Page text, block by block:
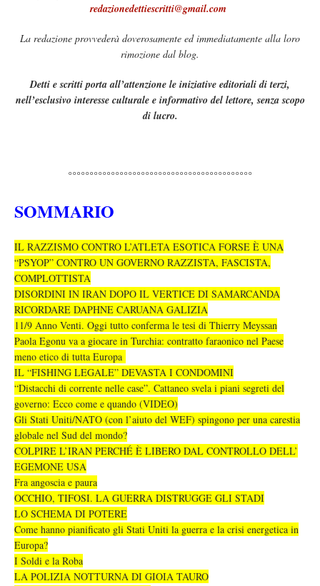
redazionedettiescritti@gmail.com
La redazione provvederà doverosamente ed immediatamente alla loro
rimozione dal blog.
Detti e scritti porta all’attenzione le iniziative editoriali di terzi,
nell’esclusivo interesse culturale e informativo del lettore, senza scopo
di lucro.
°°°°°°°°°°°°°°°°°°°°°°°°°°°°°°°°°°°°°°°°°°°
SOMMARIO
IL RAZZISMO CONTRO L’ATLETA ESOTICA FORSE È UNA
“PSYOP” CONTRO UN GOVERNO RAZZISTA, FASCISTA,
COMPLOTTISTA
DISORDINI IN IRAN DOPO IL VERTICE DI SAMARCANDA
RICORDARE DAPHNE CARUANA GALIZIA
11/9 Anno Venti. Oggi tutto conferma le tesi di Thierry Meyssan
Paola Egonu va a giocare in Turchia: contratto faraonico nel Paese
meno etico di tutta Europa
IL “FISHING LEGALE” DEVASTA I CONDOMINI
“Distacchi di corrente nelle case”. Cattaneo svela i piani segreti del
governo: Ecco come e quando (VIDEO)
Gli Stati Uniti/NATO (con l’aiuto del WEF) spingono per una carestia
globale nel Sud del mondo?
COLPIRE L’IRAN PERCHÉ È LIBERO DAL CONTROLLO DELL’
EGEMONE USA
Fra angoscia e paura
OCCHIO, TIFOSI. LA GUERRA DISTRUGGE GLI STADI
LO SCHEMA DI POTERE
Come hanno pianificato gli Stati Uniti la guerra e la crisi energetica in
Europa?
I Soldi e la Roba
LA POLIZIA NOTTURNA DI GIOIA TAURO